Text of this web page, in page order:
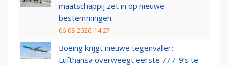
maatschappij zet in op nieuwe
bestemmingen
06-08-2026, 14:27
Boeing krijgt nieuwe tegenvaller:
Lufthansa overweegt eerste 777-9’s te